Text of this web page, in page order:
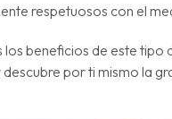
respetuosos con el
beneficios de este tipo
descubre por ti mismo la